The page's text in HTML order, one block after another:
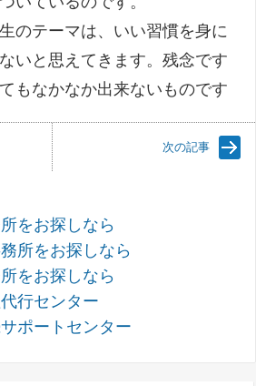
のテーマは、いい習慣を身に
いと思えてきます。残念です
もなかなか出来ないものです
次の記事
をお探しなら
所をお探しなら
をお探しなら
行センター
ポートセンター